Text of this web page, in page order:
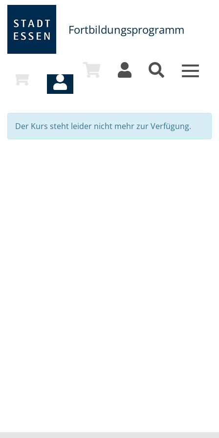
Fortbildungsprogramm
Toggle
Der Kurs steht leider nicht mehr zur Verfügung.